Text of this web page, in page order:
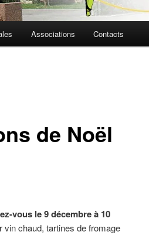
Associations Contacts
de Noël
vous le 9 décembre à 10
chaud, tartines de fromage